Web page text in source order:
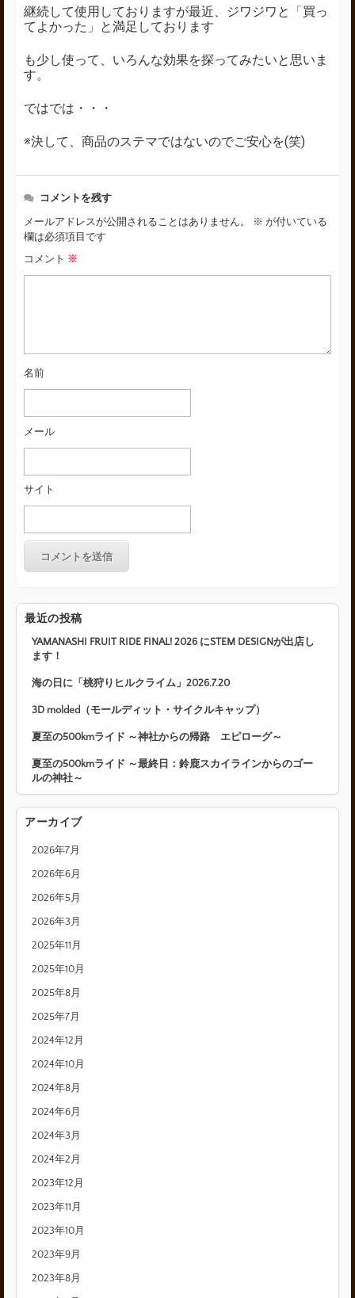
継続して使用しておりますが最近、ジワジワと「買っ
てよかった」と満足しております
も少し使って、いろんな効果を探ってみたいと思いま
す。
ではでは・・・
※決して、商品のステマではないのでご安心を(笑)
コメントを残す
メールアドレスが公開されることはありません。 ※ が付いている
欄は必須項目です
コメント ※
名前
メール
サイト
最近の投稿
YAMANASHI FRUIT RIDE FINAL! 2026 にSTEM DESIGNが出店し
ます！
海の日に「桃狩りヒルクライム」2026.7.20
3D molded（モールディット・サイクルキャップ）
夏至の500kmライド ～神社からの帰路 エピローグ～
夏至の500kmライド ～最終日：鈴鹿スカイラインからのゴー
ルの神社～
アーカイブ
2026年7月
2026年6月
2026年5月
2026年3月
2025年11月
2025年10月
2025年8月
2025年7月
2024年12月
2024年10月
2024年8月
2024年6月
2024年3月
2024年2月
2023年12月
2023年11月
2023年10月
2023年9月
2023年8月